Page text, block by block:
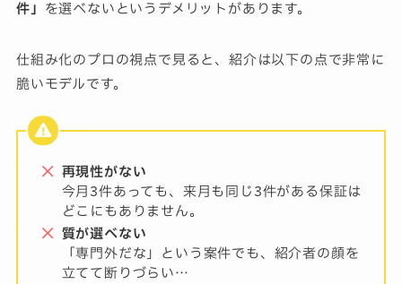
件」 を選べないというデメリットがあります。
仕組み化のプロの視点で見ると、紹介は以下の点で非常に
脆いモデルです。
再現性がない
今月3件あっても、来月も同じ3件がある保証は
どこにもありません。
質が選べない
「専門外だな」という案件でも、紹介者の顔を
立てて断りづらい…